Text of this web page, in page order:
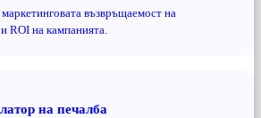
възвръщаемост на
ROI на кампанията.
на печалба